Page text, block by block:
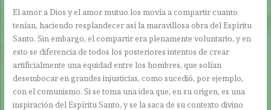
El amor a Dios y el amor mutuo los movía a compartir cuanto
tenían, haciendo resplandecer así la maravillosa obra del Espíritu
Santo. Sin embargo, el compartir era plenamente voluntario, y en
esto se diferencia de todos los posteriores intentos de crear
artificialmente una equidad entre los hombres, que solían
desembocar en grandes injusticias, como sucedió, por ejemplo,
con el comunismo. Si se toma una idea que, en su origen, es una
inspiración del Espíritu Santo, y se la saca de su contexto divino